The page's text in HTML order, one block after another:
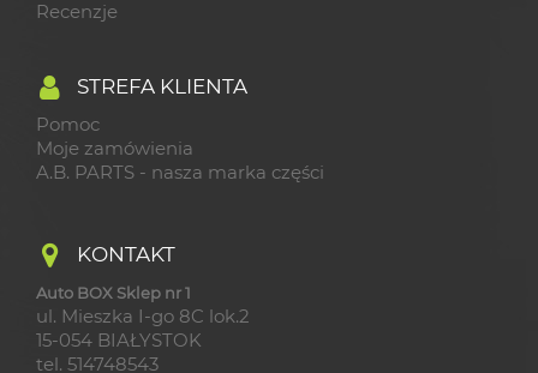
Recenzje
STREFA KLIENTA
Pomoc
Moje zamówienia
A.B. PARTS - nasza marka części
KONTAKT
Auto BOX Sklep nr 1
ul. Mieszka I-go 8C lok.2
15-054 BIAŁYSTOK
tel. 514748543